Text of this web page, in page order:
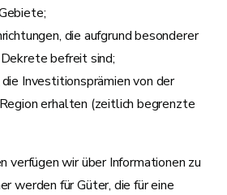
die aufgrund besonderer
befreit sind;
Investitionsprämien von der
erhalten (zeitlich begrenzte
verfügen wir über Informationen zu
werden für Güter, die für eine